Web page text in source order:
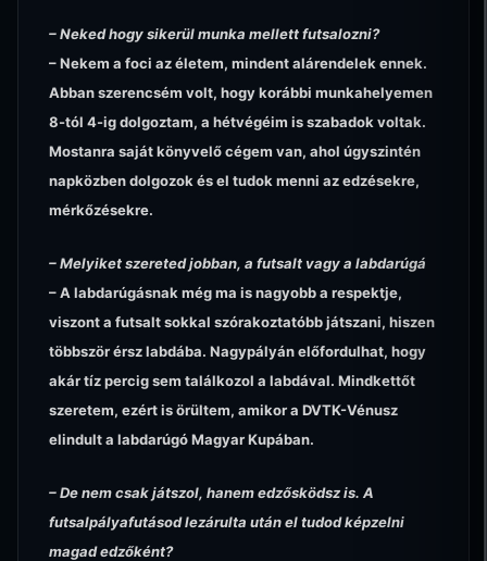
– Neked hogy sikerül munka mellett futsalozni?
– Nekem a foci az életem, mindent alárendelek ennek.
Abban szerencsém volt, hogy korábbi munkahelyemen
8-tól 4-ig dolgoztam, a hétvégéim is szabadok voltak.
Mostanra saját könyvelő cégem van, ahol úgyszintén
napközben dolgozok és el tudok menni az edzésekre,
mérkőzésekre.
– Melyiket szereted jobban, a futsalt vagy a labdarúgá
– A labdarúgásnak még ma is nagyobb a respektje,
viszont a futsalt sokkal szórakoztatóbb játszani, hiszen
többször érsz labdába. Nagypályán előfordulhat, hogy
akár tíz percig sem találkozol a labdával. Mindkettőt
szeretem, ezért is örültem, amikor a DVTK-Vénusz
elindult a labdarúgó Magyar Kupában.
– De nem csak játszol, hanem edzősködsz is. A
futsalpályafutásod lezárulta után el tudod képzelni
magad edzőként?